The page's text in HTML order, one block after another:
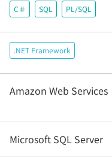
C＃ SQL PL/SQL
.NET Framework
Amazon Web Services
Microsoft SQL Server